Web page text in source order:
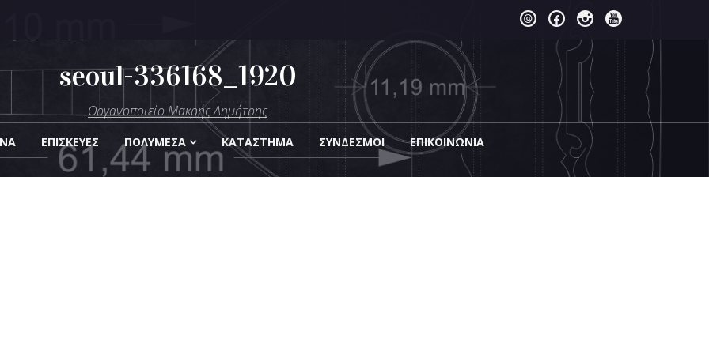
ΕΠΙΣΚΕΎΕΣ ΠΟΛΥΜΈΣΑ KΑΤΆΣΤΗΜΑ ΣΎΝΔΕΣΜΟΙ EΠΙΚΟΙΝΩΝΊΑ
seoul-336168_1920
Οργανοποιείο Μακρής Δημήτρης